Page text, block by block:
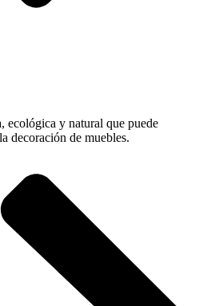
ecológica y natural que puede
decoración de muebles.